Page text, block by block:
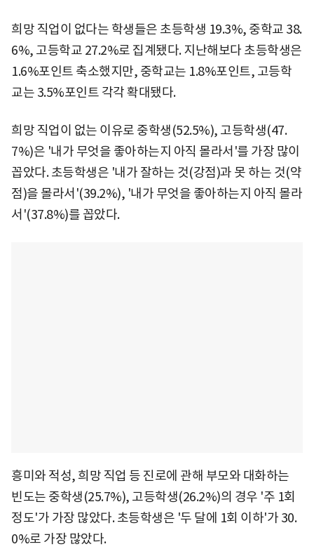
희망 직업이 없다는 학생들은 초등학생 19.3%, 중학교 38.
6%, 고등학교 27.2%로 집계됐다. 지난해보다 초등학생은
1.6%포인트 축소했지만, 중학교는 1.8%포인트, 고등학
교는 3.5%포인트 각각 확대됐다.
희망 직업이 없는 이유로 중학생(52.5%), 고등학생(47.
7%)은 '내가 무엇을 좋아하는지 아직 몰라서'를 가장 많이
꼽았다. 초등학생은 '내가 잘하는 것(강점)과 못 하는 것(약
점)을 몰라서'(39.2%), '내가 무엇을 좋아하는지 아직 몰라
서'(37.8%)를 꼽았다.
흥미와 적성, 희망 직업 등 진로에 관해 부모와 대화하는
빈도는 중학생(25.7%), 고등학생(26.2%)의 경우 '주 1회
정도'가 가장 많았다. 초등학생은 '두 달에 1회 이하'가 30.
0%로 가장 많았다.